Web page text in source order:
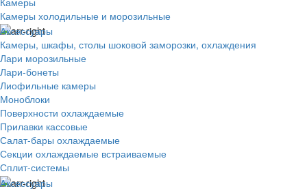
Камеры холодильные и морозильные
Аксессуары
Камеры, шкафы, столы шоковой заморозки, охлаждения
Лари морозильные
Лари-бонеты
Лиофильные камеры
Моноблоки
Поверхности охлаждаемые
Прилавки кассовые
Салат-бары охлаждаемые
Секции охлаждаемые встраиваемые
Сплит-системы
Аксессуары